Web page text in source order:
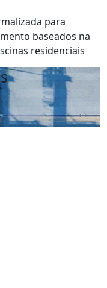
para
baseados na
residenciais